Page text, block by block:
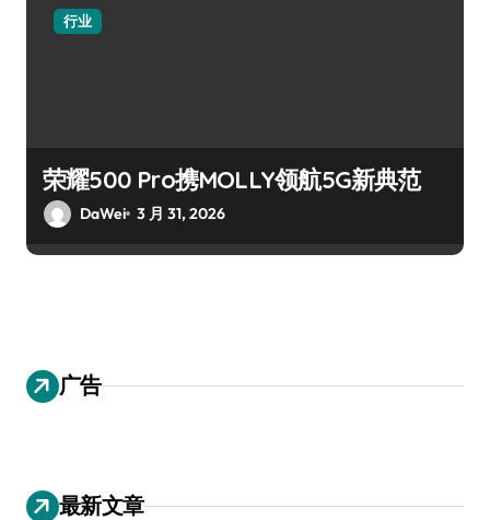
行业
荣耀500 Pro携MOLLY领航5G新典范
DaWei 3 月 31, 2026
广告
最新文章